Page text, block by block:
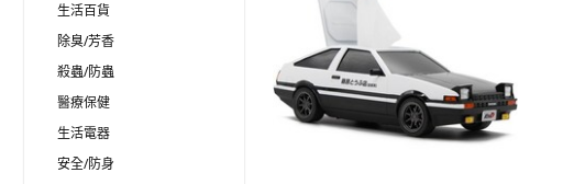
生活百貨
除臭/芳香
殺蟲/防蟲
醫療保健
生活電器
安全/防身